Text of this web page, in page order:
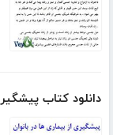
دانلود کتاب